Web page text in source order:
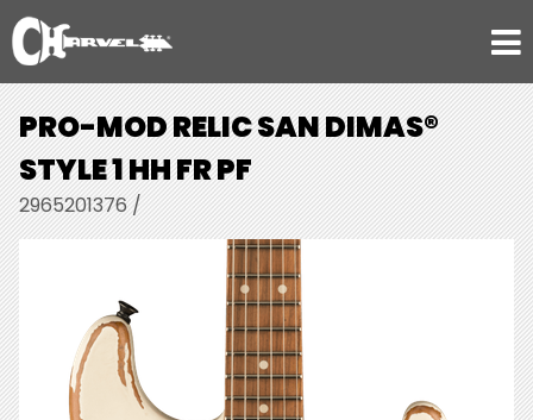
PRO-MOD RELIC SAN DIMAS®
STYLE 1 HH FR PF
2965201376 /